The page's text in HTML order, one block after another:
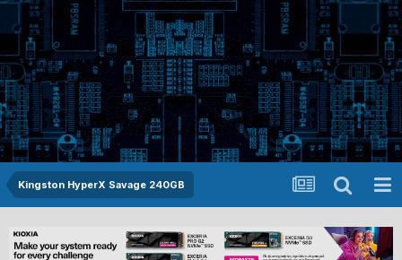
Kingston HyperX Savage 240GB